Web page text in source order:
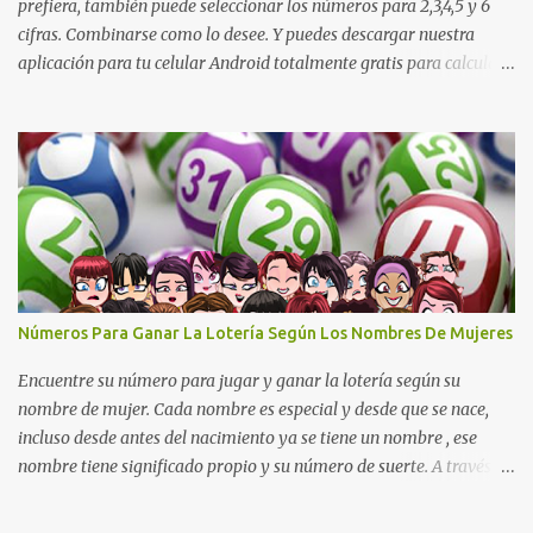
prefiera, también puede seleccionar los números para 2,3,4,5 y 6
cifras. Combinarse como lo desee. Y puedes descargar nuestra
aplicación para tu celular Android totalmente gratis para calcular
2026. La cruceta le da la oportunidad de escoger o combinar los
números del día para jugar en la lotería de cualquier país. Son
muchos los resultados exitosos de este sistema. Aplique este
sistema en loterías como Powerball, Baloto, Miloto , chances de
Colombia, Nacional, Cash y otras-Pruebe usted mismo y se
sorprenderá de sus resultados. La explicación gráfica de abajo,
además de enseñarle a re alizar la cruceta le muestra varias
combinaciones muy interesantes para que juegue su lotería
preferida. Los pasos a ...
Números Para Ganar La Lotería Según Los Nombres De Mujeres
Encuentre su número para jugar y ganar la lotería según su
nombre de mujer. Cada nombre es especial y desde que se nace,
incluso desde antes del nacimiento ya se tiene un nombre , ese
nombre tiene significado propio y su número de suerte. A través